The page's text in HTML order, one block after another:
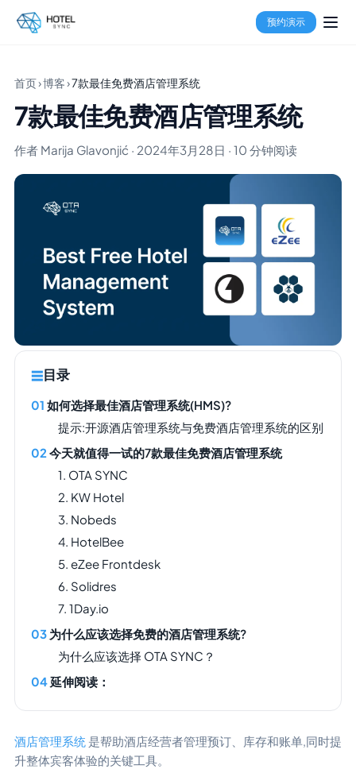
预约演示
首页›博客›7款最佳免费酒店管理系统
7款最佳免费酒店管理系统
作者 Marija Glavonjić · 2024年3月28日 · 10 分钟阅读
目录
如何选择最佳酒店管理系统(HMS)?
提示:开源酒店管理系统与免费酒店管理系统的区别
今天就值得一试的7款最佳免费酒店管理系统
1. OTA SYNC
2. KW Hotel
3. Nobeds
4. HotelBee
5. eZee Frontdesk
6. Solidres
7. 1Day.io
为什么应该选择免费的酒店管理系统?
为什么应该选择 OTA SYNC？
延伸阅读：
酒店管理系统 是帮助酒店经营者管理预订、库存和账单,同时提
升整体宾客体验的关键工具。